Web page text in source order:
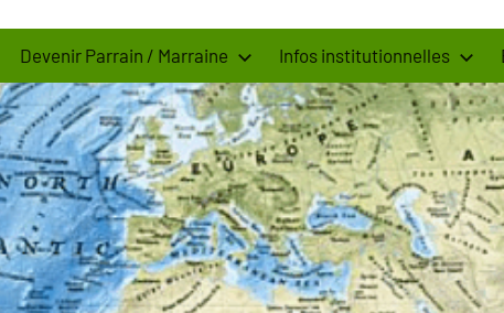
Devenir Parrain / Marraine Infos institutionnelles